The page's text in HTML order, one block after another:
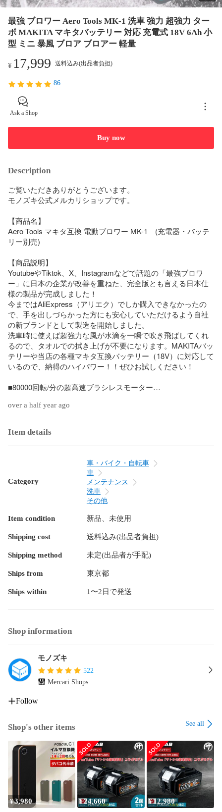
最強 ブロワー Aero Tools MK-1 洗車 強力 超強力 ター
ボ MAKITA マキタバッテリー 対応 充電式 18V 6Ah 小
型 ミニ 暴風 ブロア ブロアー 軽量
¥ 17,999 送料込み(出品者負担)
86
Ask a Shop
Buy now
Description
ご覧いただきありがとうございます。
モノズキ公式メルカリショップです。
【商品名】
Aero Tools マキタ互換 電動ブロワー MK-1　(充電器・バッテ
リー別売)
【商品説明】
YoutubeやTiktok、X、Instagramなどで話題の「最強ブロワ
ー」に日本の企業が改善を重ねた、完全版とも言える日本仕
様の製品が完成しました！
今まではAliExpress（アリエク）でしか購入できなかったの
で、手を出しづらかった方にも安心していただけるよう自社
の新ブランドとして製造を開始しました。
洗車時に使えば超強力な風が水滴を一瞬で吹き飛ばしてくれ
るので、タオルでの拭き上げが不要になります。MAKITAバッ
テリーや当店の各種マキタ互換バッテリー（18V）に対応して
いるので、納得のハイパワー！！ぜひお試しください！
■80000回転/分の超高速ブラシレスモーター
ような暴風で一瞬で水滴が弾け飛んで乾いてしまうので、洗
クであなたの洗車が変わります！
■MAKITAバッテリー対応
本製品は18Vのマキタバッテリーで駆動します。純正のバッテ
リーはもちろんのこと、当店の各種互換バッテリーでも使う
ことができるので、MAKITAの掃除機や工具などをお使いの方
ならすぐにご使用いただけます。
※マキタ純正バッテリー「18Vリチウムイオンライトバッテ
■嬉しい専用ケース付き
シンプルな黒の取っ手付きハードケースが付属していますの
で、車に積んでおく時やガレージに置いておく時なども整理
キャンプに持っていけば炭火起こしの強力な味方になります
ありません。車の社内もドアを開けておいて一吹きすればゴ
ミやホコリなどは一瞬できれいになります。
■SNSで超話題
ユーチューブ、ティックトック、エックス（Twitter）、イン
スタグラムなどの洗車界隈で今話題沸騰中の最強ブロワーで
す。あなたの洗車ライフが変わります！車好きの方へのプレ
ゼントとしてもオススメです！
【商品詳細】
サイズ：15x22x7cm
重量：295g
セット内容：本体、専用取っ手付きハードケース
【配送業者】
ヤマト運輸または日本郵便
over a half year ago
Item details
Category
車・バイク・自転車
車
メンテナンス
洗車
その他
Item condition 新品、未使用
Shipping cost 送料込み(出品者負担)
Shipping method 未定(出品者が手配)
Ships from 東京都
Ships within 1〜2日で発送
Shop information
モノズキ
522
Mercari Shops
Follow
Shop's other items See all
¥3,980 ¥24,660 ¥12,980